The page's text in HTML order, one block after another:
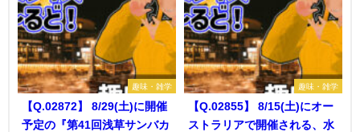
趣味・雑学
【Q.02872】 8/29(土)に開催
予定の『第41回浅草サンバカ
趣味・雑学
【Q.02855】 8/15(土)にオー
ストラリアで開催される、水